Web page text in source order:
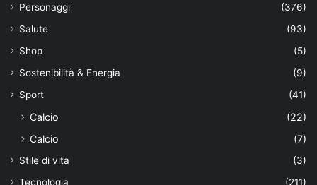
Personaggi
(376)
Salute
(93)
Shop
(5)
Sostenibilità & Energia
(9)
Sport
(41)
Calcio
(22)
Calcio
(7)
Stile di vita
(3)
Tecnologia
(211)